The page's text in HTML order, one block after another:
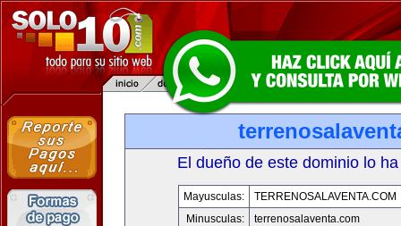
El dueño de este dominio lo
Mayusculas:
TERRENOSALAVENTA.COM
Minusculas:
terrenosalaventa.com